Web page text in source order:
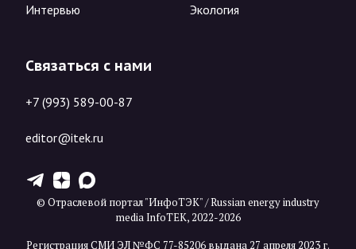
Интервью Экология
Связаться с нами
+7 (993) 589-00-87
editor@itek.ru
T Z X
© Отраслевой портал "ИнфоТЭК" / Russian energy industry
media InfoTEK, 2022-2026
Регистрация СМИ ЭЛ №ФС 77-85206 выдана 27 апреля 2023 г.